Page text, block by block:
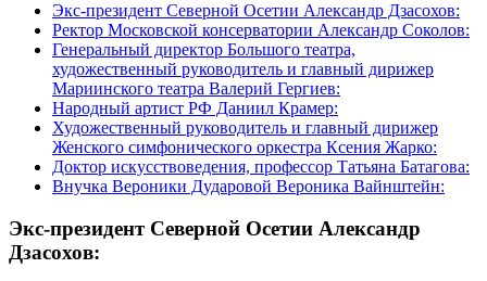
Экс-президент Северной Осетии Александр Дзасохов:
Ректор Московской консерватории Александр Соколов:
Генеральный директор Большого театра,
художественный руководитель и главный дирижер
Мариинского театра Валерий Гергиев:
Народный артист РФ Даниил Крамер:
Художественный руководитель и главный дирижер
Женского симфонического оркестра Ксения Жарко:
Доктор искусствоведения, профессор Татьяна Батагова:
Внучка Вероники Дударовой Вероника Вайнштейн:
Экс-президент Северной Осетии Александр
Дзасохов: